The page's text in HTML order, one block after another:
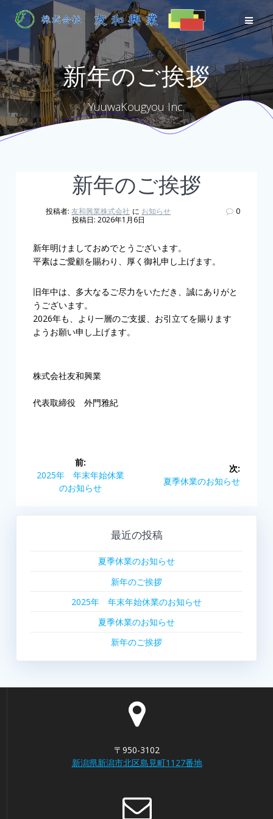
Skip
to
content
新年のご挨拶
YuuwaKougyou Inc.
新年のご挨拶
投稿者:友和興業株式会社 に お知らせ
投稿日: 2026年1月6日
0
新年明けましておめでとうございます。
平素はご愛顧を賜わり、厚く御礼申し上げます。
旧年中は、多大なるご尽力をいただき、誠にありがと
うございます。
2026年も、より一層のご支援、お引立てを賜ります
ようお願い申し上げます。
株式会社友和興業
代表取締役 外門雅紀
ン
前:
前
2025年 年末年始休業
のお知らせ
次:
次
夏季休業のお知らせ
最近の投稿
夏季休業のお知らせ
新年のご挨拶
2025年 年末年始休業のお知らせ
夏季休業のお知らせ
新年のご挨拶
〒950-3102
新潟県新潟市北区島見町1127番地